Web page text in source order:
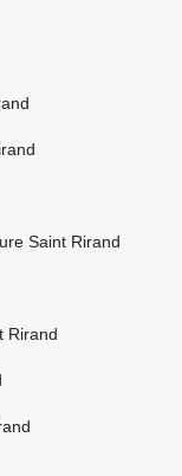
Saint Rirand
Rirand